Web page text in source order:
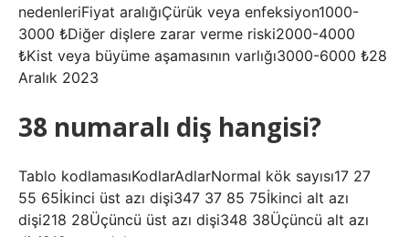
nedenleriFiyat aralığıÇürük veya enfeksiyon1000-
3000 ₺Diğer dişlere zarar verme riski2000-4000
₺Kist veya büyüme aşamasının varlığı3000-6000 ₺28
Aralık 2023
38 numaralı diş hangisi?
Tablo kodlamasıKodlarAdlarNormal kök sayısı17 27
55 65İkinci üst azı dişi347 37 85 75İkinci alt azı
dişi218 28Üçüncü üst azı dişi348 38Üçüncü alt azı